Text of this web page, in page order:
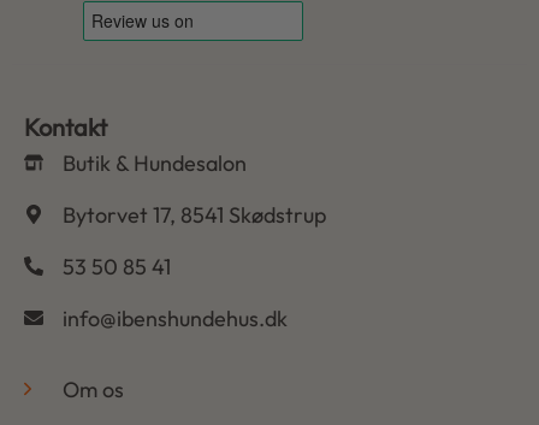
Kontakt
Butik & Hundesalon
Bytorvet 17, 8541 Skødstrup
53 50 85 41
info@ibenshundehus.dk
Om os